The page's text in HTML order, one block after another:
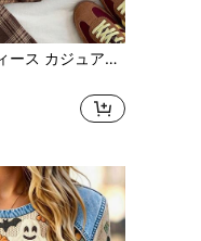
Comfortcana レディース カジュアル チェック柄 前ボタン ギャザーウエスト 半袖シャツ、夏
に ブラウン 万能デイリートップス
に ブラウン 万能デイリートップス